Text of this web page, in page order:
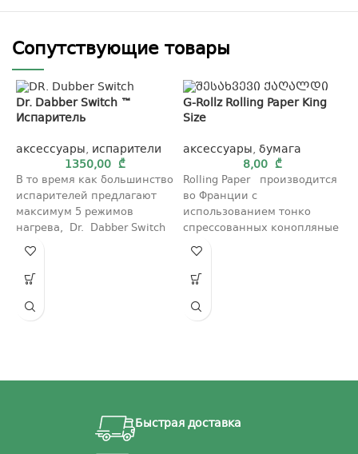
Cопутствующие товары
Dr. Dabber Switch ™
Испаритель
аксессуары, испарители
1350,00₾
В то время как большинство
испарителей предлагают
максимум 5 режимов
нагрева, Dr. Dabber Switch
расширяет горизонты с
помощью 25 профилей
нагрева. Выберите
G-Rollz Rolling Paper King
Size
аксессуары, бумага
8,00 ₾
Rolling Paper производится
во Франции с
использованием тонко
спрессованных конопляные
волокна и сока акации в
качестве полностью
натуральной жевательной
Быстрая доставка